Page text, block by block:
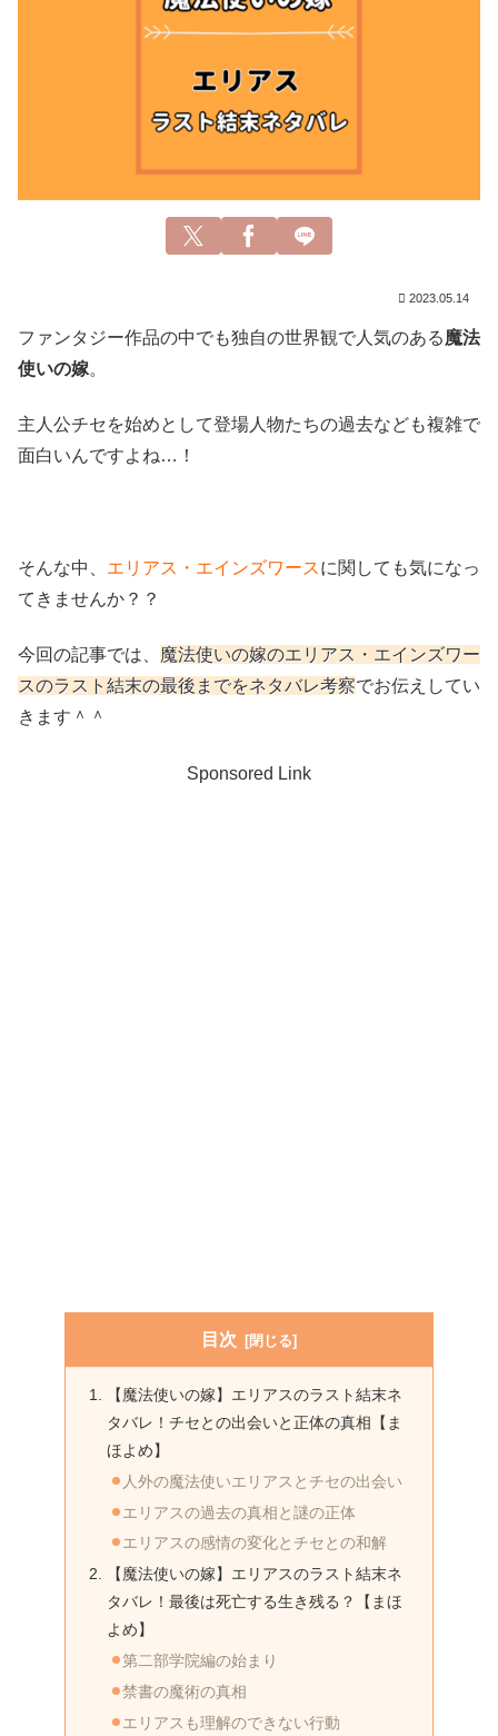
2023.05.14
ファンタジー作品の中でも独自の世界観で人気のある魔法
使いの嫁。
主人公チセを始めとして登場人物たちの過去なども複雑で
面白いんですよね…！
そんな中、 エリアス・エインズワースに関しても気になっ
てきませんか？？
今回の記事では、 魔法使いの嫁のエリアス・エインズワー
スのラスト結末の最後までをネタバレ考察でお伝えしてい
きます＾＾
Sponsored Link
目次
【魔法使いの嫁】エリアスのラスト結末ネ
タバレ！チセとの出会いと正体の真相【ま
ほよめ】
人外の魔法使いエリアスとチセの出会い
エリアスの過去の真相と謎の正体
エリアスの感情の変化とチセとの和解
【魔法使いの嫁】エリアスのラスト結末ネ
タバレ！最後は死亡する生き残る？【まほ
よめ】
第二部学院編の始まり
禁書の魔術の真相
エリアスも理解のできない行動